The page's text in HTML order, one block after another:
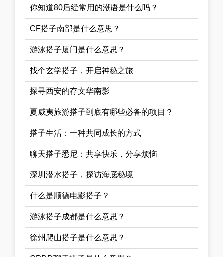
你知道80后经常用的潮语是什么吗？
CF搭子南部是什么意思？
游泳搭子厦门是什么意思？
找个玄学搭子，开启神秘之旅
探寻西安的存文华南影
夏威夷旅游搭子到底有哪些必备的项目？
搭子生活：一种共同成长的方式
聊天搭子悉尼：共享快乐，分享烦恼
深圳潜水搭子，探访海底秘境
什么是顺德电影搭子？
游泳搭子成都是什么意思？
徐州爬山搭子是什么意思？